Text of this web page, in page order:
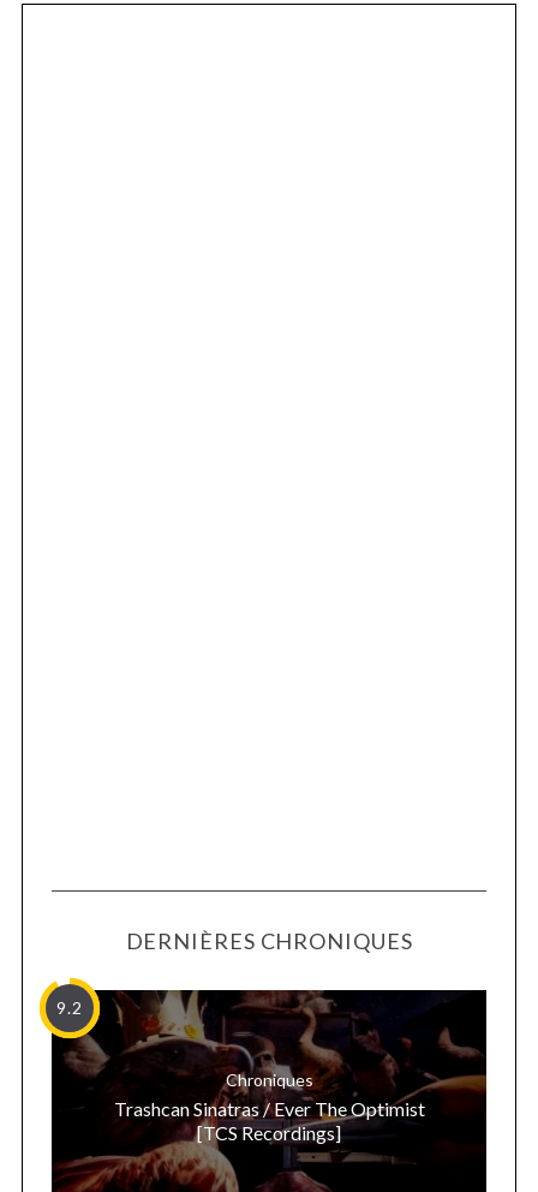
DERNIÈRES CHRONIQUES
9.2
Chroniques
Trashcan Sinatras / Ever The Optimist
[TCS Recordings]